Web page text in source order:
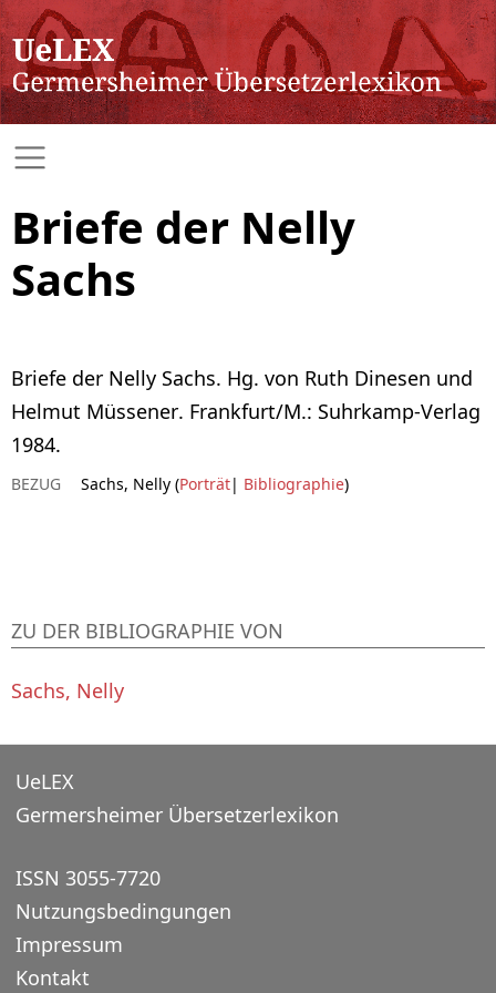
Briefe der Nelly
Sachs
Briefe der Nelly Sachs. Hg. von Ruth Dinesen und
Helmut Müssener. Frankfurt/M.: Suhrkamp-Verlag
1984.
BEZUG Sachs, Nelly (Porträt| Bibliographie)
ZU DER BIBLIOGRAPHIE VON
Sachs, Nelly
UeLEX
Germersheimer Übersetzerlexikon
ISSN 3055-7720
Nutzungsbedingungen
Impressum
Kontakt